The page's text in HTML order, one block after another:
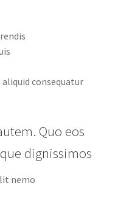
consequatur
Quo eos
dignissimos
nemo